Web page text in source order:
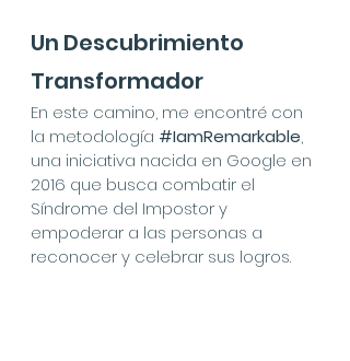
Un Descubrimiento
Transformador
En este camino, me encontré con
la metodología #IamRemarkable,
una iniciativa nacida en Google en
2016 que busca combatir el
Síndrome del Impostor y
empoderar a las personas a
reconocer y celebrar sus logros.